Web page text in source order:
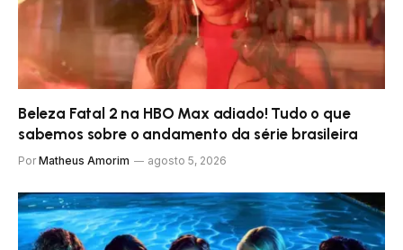
Beleza Fatal 2 na HBO Max adiado! Tudo o que
sabemos sobre o andamento da série brasileira
Por Matheus Amorim agosto 5, 2026